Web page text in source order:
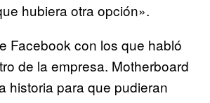
hubiera otra opción».
Facebook con los que habló
de la empresa. Motherboard
historia para que pudieran